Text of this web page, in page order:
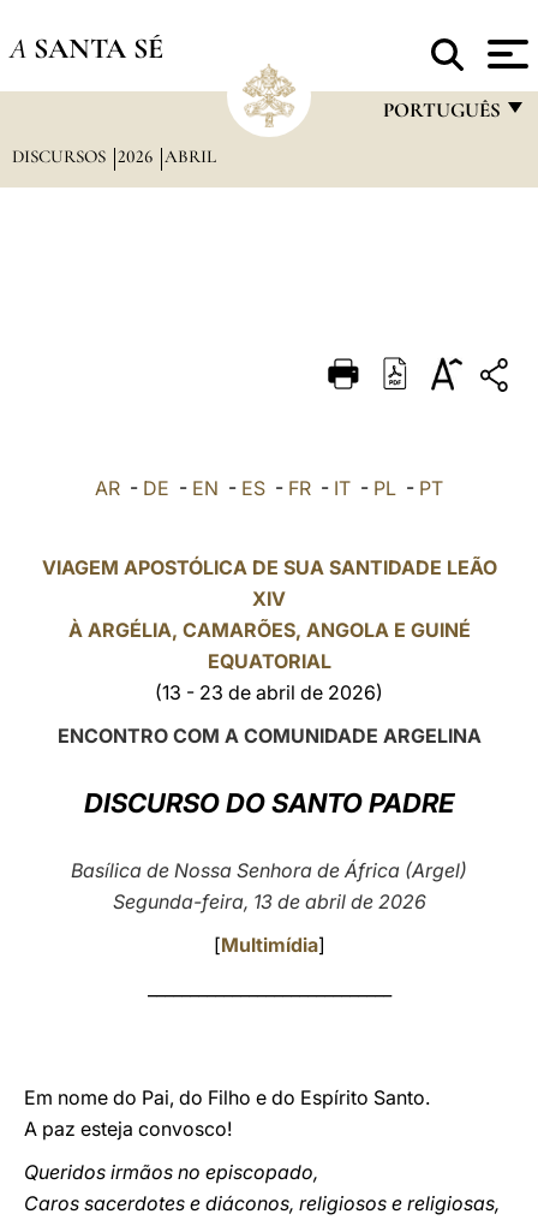
A SANTA SÉ
PORTUGUÊS
DEUTSCH
العربيّة
LATINE
DISCURSOS 2026 ABRIL
AR - DE - EN - ES - FR - IT - PL - PT
VIAGEM APOSTÓLICA DE SUA SANTIDADE LEÃO
XIV
À ARGÉLIA, CAMARÕES, ANGOLA E GUINÉ
EQUATORIAL
(13 - 23 de abril de 2026)
ENCONTRO COM A COMUNIDADE ARGELINA
DISCURSO DO SANTO PADRE
Basílica de Nossa Senhora de África (Argel)
Segunda-feira, 13 de abril de 2026
[Multimídia]
Em nome do Pai, do Filho e do Espírito Santo.
A paz esteja convosco!
Queridos irmãos no episcopado,
Caros sacerdotes e diáconos, religiosos e religiosas,